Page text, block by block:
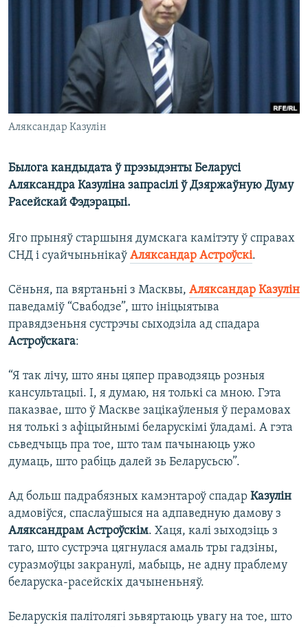
НА ХВАЛЯХ СВАБОДЫ
Аляксандар Казулін
Былога кандыдата ў прэзыдэнты Беларусі
Аляксандра Казуліна запрасілі ў Дзяржаўную Думу
Расейскай Фэдэрацыі.
Яго прыняў старшыня думскага камітэту ў справах
СНД і суайчыньнікаў Аляксандар Астроўскі.
Сёньня, па вяртаньні з Масквы, Аляксандар Казулін
паведаміў “Свабодзе”, што ініцыятыва
правядзеньня сустрэчы сыходзіла ад спадара
Астроўскага:
“Я так лічу, што яны цяпер праводзяць розныя
кансультацыі. І, я думаю, ня толькі са мною. Гэта
паказвае, што ў Маскве зацікаўленыя ў перамовах
ня толькі з афіцыйнымі беларускімі ўладамі. А гэта
сьведчыць пра тое, што там пачынаюць ужо
думаць, што рабіць далей зь Беларусьсю”.
Ад больш падрабязных камэнтароў спадар Казулін
адмовіўся, спаслаўшыся на адпаведную дамову з
Аляксандрам Астроўскім. Хаця, калі зыходзіць з
таго, што сустрэча цягнулася амаль тры гадзіны,
суразмоўцы закранулі, мабыць, не адну праблему
беларуска-расейскіх дачыненьняў.
Беларускія палітолягі зьвяртаюць увагу на тое, што